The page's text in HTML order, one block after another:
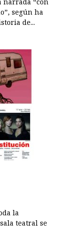
según ha
de...
la
teatral se